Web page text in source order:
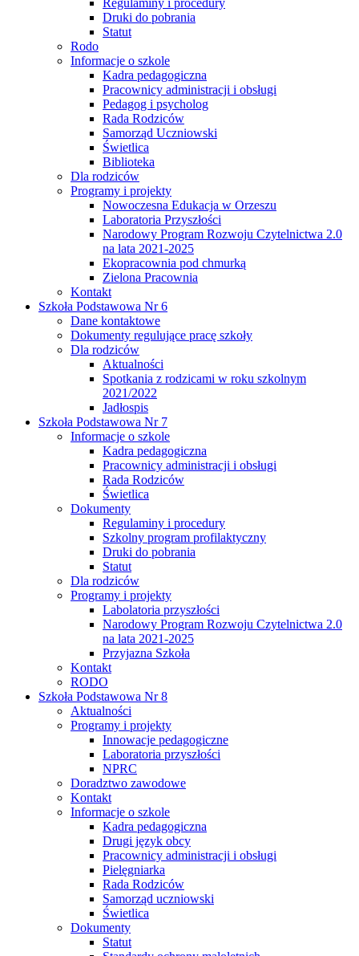
Regulaminy i procedury
Druki do pobrania
Statut
Rodo
Informacje o szkole
Kadra pedagogiczna
Pracownicy administracji i obsługi
Pedagog i psycholog
Rada Rodziców
Samorząd Uczniowski
Świetlica
Biblioteka
Dla rodziców
Programy i projekty
Nowoczesna Edukacja w Orzeszu
Laboratoria Przyszłości
Narodowy Program Rozwoju Czytelnictwa 2.0
na lata 2021-2025
Ekopracownia pod chmurką
Zielona Pracownia
Kontakt
Szkoła Podstawowa Nr 6
Dane kontaktowe
Dokumenty regulujące pracę szkoły
Dla rodziców
Aktualności
Spotkania z rodzicami w roku szkolnym
2021/2022
Jadłospis
Szkoła Podstawowa Nr 7
Informacje o szkole
Kadra pedagogiczna
Pracownicy administracji i obsługi
Rada Rodziców
Świetlica
Dokumenty
Regulaminy i procedury
Szkolny program profilaktyczny
Druki do pobrania
Statut
Dla rodziców
Programy i projekty
Labolatoria przyszłości
Narodowy Program Rozwoju Czytelnictwa 2.0
na lata 2021-2025
Przyjazna Szkoła
Kontakt
RODO
Szkoła Podstawowa Nr 8
Aktualności
Programy i projekty
Innowacje pedagogiczne
Laboratoria przyszłości
NPRC
Doradztwo zawodowe
Kontakt
Informacje o szkole
Kadra pedagogiczna
Drugi język obcy
Pracownicy administracji i obsługi
Pielęgniarka
Rada Rodziców
Samorząd uczniowski
Świetlica
Dokumenty
Statut